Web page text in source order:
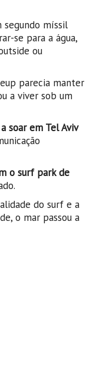
segundo míssil
se para a água,
ou
parecia manter
a viver sob um
soar em Tel Aviv
o surf park de
do surf e a
o mar passou a